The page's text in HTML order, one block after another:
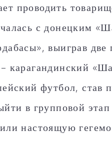
проводить
с донецким
выиграв
карагандинский
футбол, став
в групповой
настоящую